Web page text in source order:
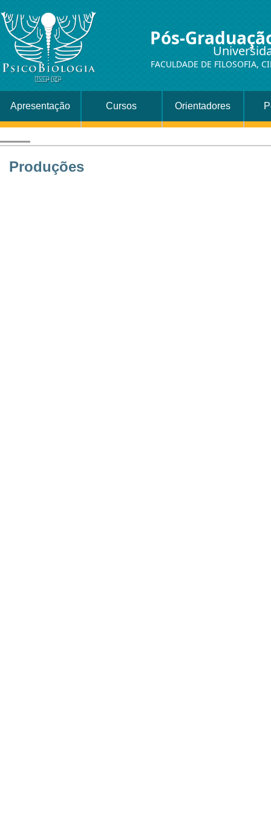
Pós-
FACULDADE DE FILOSOFIA,
Apresentação Cursos Orientadores
Produções